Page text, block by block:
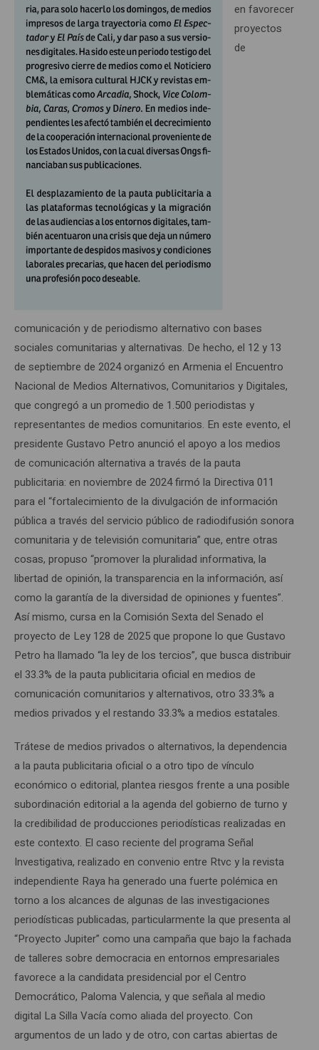
en favorecer
proyectos
de
comunicación y de periodismo alternativo con bases
sociales comunitarias y alternativas. De hecho, el 12 y 13
de septiembre de 2024 organizó en Armenia el Encuentro
Nacional de Medios Alternativos, Comunitarios y Digitales,
que congregó a un promedio de 1.500 periodistas y
representantes de medios comunitarios. En este evento, el
presidente Gustavo Petro anunció el apoyo a los medios
de comunicación alternativa a través de la pauta
publicitaria: en noviembre de 2024 firmó la Directiva 011
para el “fortalecimiento de la divulgación de información
pública a través del servicio público de radiodifusión sonora
comunitaria y de televisión comunitaria” que, entre otras
cosas, propuso “promover la pluralidad informativa, la
libertad de opinión, la transparencia en la información, así
como la garantía de la diversidad de opiniones y fuentes”.
Así mismo, cursa en la Comisión Sexta del Senado el
proyecto de Ley 128 de 2025 que propone lo que Gustavo
Petro ha llamado “la ley de los tercios”, que busca distribuir
el 33.3% de la pauta publicitaria oficial en medios de
comunicación comunitarios y alternativos, otro 33.3% a
medios privados y el restando 33.3% a medios estatales.
Trátese de medios privados o alternativos, la dependencia
a la pauta publicitaria oficial o a otro tipo de vínculo
económico o editorial, plantea riesgos frente a una posible
subordinación editorial a la agenda del gobierno de turno y
la credibilidad de producciones periodísticas realizadas en
este contexto. El caso reciente del programa Señal
Investigativa, realizado en convenio entre Rtvc y la revista
independiente Raya ha generado una fuerte polémica en
torno a los alcances de algunas de las investigaciones
periodísticas publicadas, particularmente la que presenta al
“Proyecto Jupiter” como una campaña que bajo la fachada
de talleres sobre democracia en entornos empresariales
favorece a la candidata presidencial por el Centro
Democrático, Paloma Valencia, y que señala al medio
digital La Silla Vacía como aliada del proyecto. Con
argumentos de un lado y de otro, con cartas abiertas de